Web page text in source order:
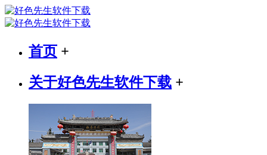
首页 +
关于好色先生软件下载 +